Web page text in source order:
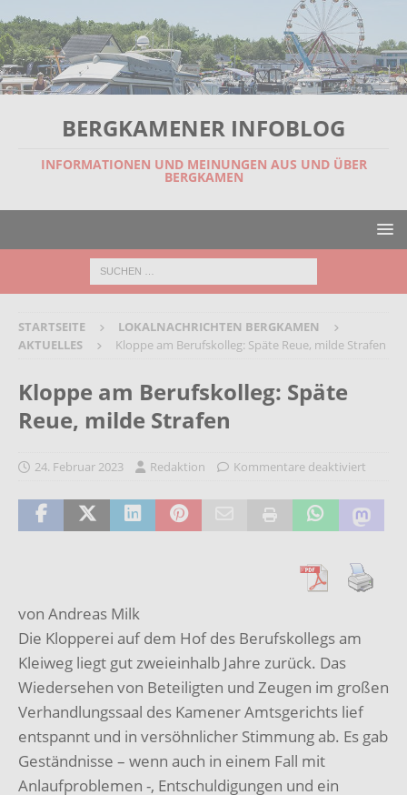
BERGKAMENER INFOBLOG
INFORMATIONEN UND MEINUNGEN AUS UND ÜBER
BERGKAMEN
STARTSEITE
LOKALNACHRICHTEN BERGKAMEN
AKTUELLES
Kloppe am Berufskolleg: Späte Reue, milde Strafen
Kloppe am Berufskolleg: Späte
Reue, milde Strafen
24. Februar 2023 Redaktion Kommentare deaktiviert
von Andreas Milk
Die Klopperei auf dem Hof des Berufskollegs am
Kleiweg liegt gut zweieinhalb Jahre zurück. Das
Wiedersehen von Beteiligten und Zeugen im großen
Verhandlungssaal des Kamener Amtsgerichts lief
entspannt und in versöhnlicher Stimmung ab. Es gab
Geständnisse – wenn auch in einem Fall mit
Anlaufproblemen -, Entschuldigungen und ein